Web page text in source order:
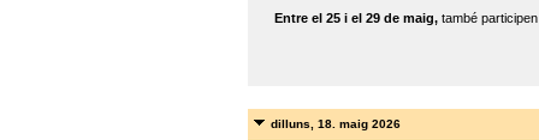
Entre el 25 i el 29 de maig, també
dilluns, 18. maig 2026